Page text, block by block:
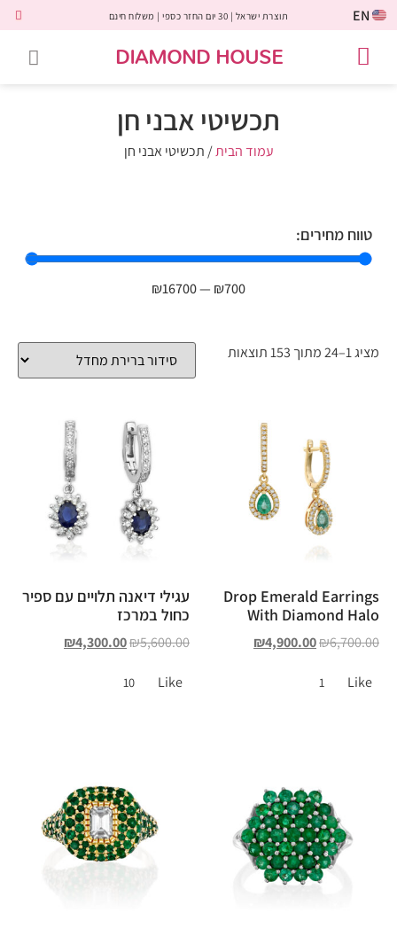
EN תוצרת ישראל | 30 יום החזר כספי | משלוח חינם
DIAMOND HOUSE
תכשיטי אבני חן
עמוד הבית/ תכשיטי אבני חן
טווח מחירים:
₪700
—
₪16700
מציג 1–24 מתוך 153 תוצאות
Drop Emerald Earrings
With Diamond Halo
₪6,700.00
₪4,900.00
Like
1
עגילי דיאנה תלויים עם ספיר
כחול במרכז
₪5,600.00
₪4,300.00
Like
10